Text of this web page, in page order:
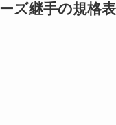
ズ継手の規格